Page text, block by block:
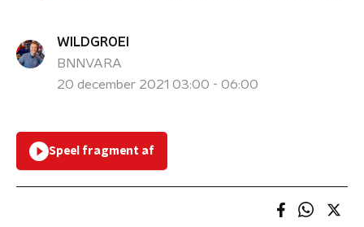
WILDGROEI
BNNVARA
20 december 2021 03:00 - 06:00
Speel fragment af